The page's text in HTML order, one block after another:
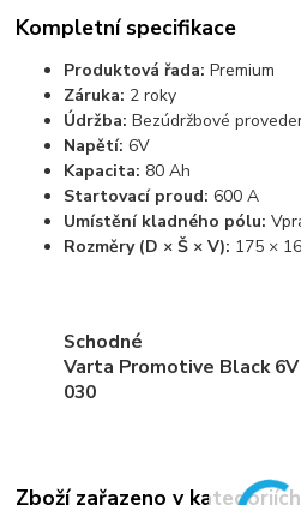
Kompletní specifikace
Produktová řada: Premium
Záruka: 2 roky
Údržba: Bezúdržbové
Napětí: 6V
Kapacita: 80 Ah
Startovací proud: 600 A
Umístění kladného pólu:
Rozměry (D × Š × V): 175 ×
Schodné
Varta Promotive Black 6V
030
Zboží zařazeno v kategoriích